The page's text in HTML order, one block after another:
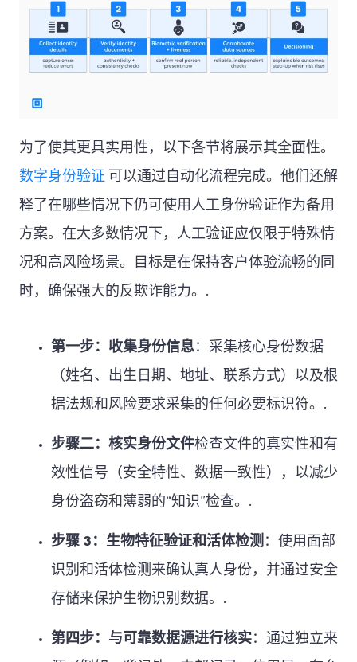
为了使其更具实用性，以下各节将展示其全面性。
数字身份验证 可以通过自动化流程完成。他们还解
释了在哪些情况下仍可使用人工身份验证作为备用
方案。在大多数情况下，人工验证应仅限于特殊情
况和高风险场景。目标是在保持客户体验流畅的同
时，确保强大的反欺诈能力。.
第一步：收集身份信息：采集核心身份数据
（姓名、出生日期、地址、联系方式）以及根
据法规和风险要求采集的任何必要标识符。.
步骤二：核实身份文件检查文件的真实性和有
效性信号（安全特性、数据一致性），以减少
身份盗窃和薄弱的“知识”检查。.
步骤 3：生物特征验证和活体检测 ：使用面部
识别和活体检测来确认真人身份，并通过安全
存储来保护生物识别数据。.
第四步：与可靠数据源进行核实：通过独立来